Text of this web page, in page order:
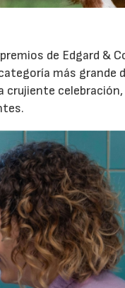
de Edgard &
más grande
crujiente